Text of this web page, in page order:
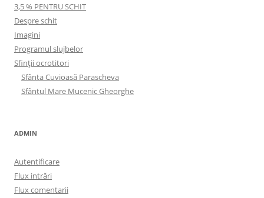
3,5 % PENTRU SCHIT
Despre schit
Imagini
Programul slujbelor
Sfinţii ocrotitori
Sfânta Cuvioasă Parascheva
Sfântul Mare Mucenic Gheorghe
ADMIN
Autentificare
Flux intrări
Flux comentarii